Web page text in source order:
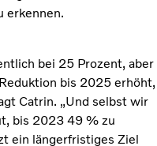
erkennen.
bei 25 Prozent, aber
bis 2025 erhöht,
Catrin. „Und selbst wir
bis 2023 49 % zu
ein längerfristiges Ziel